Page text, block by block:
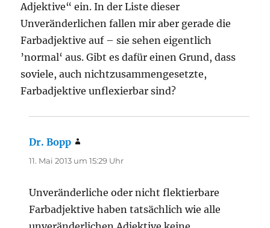
Adjektive“ ein. In der Liste dieser
Unveränderlichen fallen mir aber gerade die
Farbadjektive auf – sie sehen eigentlich
’normal‘ aus. Gibt es dafür einen Grund, dass
soviele, auch nichtzusammengesetzte,
Farbadjektive unflexierbar sind?
Dr. Bopp
11. Mai 2013 um 15:29 Uhr
Unveränderliche oder nicht flektierbare
Farbadjektive haben tatsächlich wie alle